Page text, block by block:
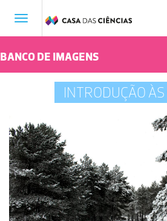
Toggle
BANCO DE IMAGENS
INTRODUÇÃO